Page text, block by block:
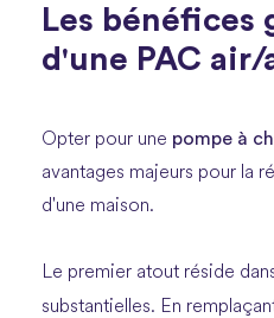
Les bénéfices
d'une PAC air/
Opter pour une pompe à
avantages majeurs pour la
d'une maison.
Le premier atout réside
substantielles. En